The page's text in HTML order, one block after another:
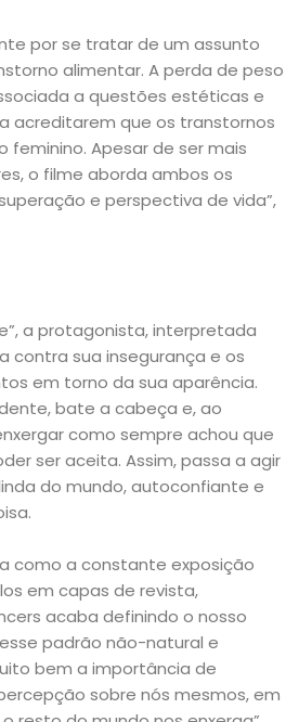
por se tratar de um assunto
alimentar. A perda de peso
a questões estéticas e
acreditarem que os transtornos
feminino. Apesar de ser mais
o filme aborda ambos os
e perspectiva de vida”,
a protagonista, interpretada
contra sua insegurança e os
em torno da sua aparência.
bate a cabeça e, ao
como sempre achou que
ser aceita. Assim, passa a agir
do mundo, autoconfiante e
como a constante exposição
em capas de revista,
acaba definindo o nosso
padrão não-natural e
bem a importância de
sobre nós mesmos, em